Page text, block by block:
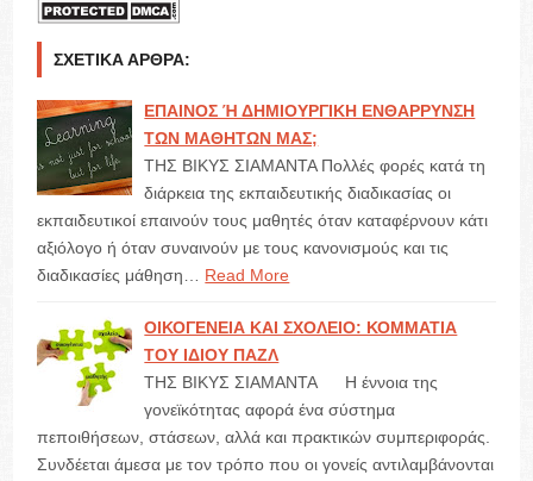
ΣΧΕΤΙΚΆ ΆΡΘΡΑ:
ΕΠΑΙΝΟΣ Ή ΔΗΜΙΟΥΡΓΙΚΗ ΕΝΘΑΡΡΥΝΣΗ
ΤΩΝ ΜΑΘΗΤΩΝ ΜΑΣ;
ΤΗΣ ΒΙΚΥΣ ΣΙΑΜΑΝΤΑ Πολλές φορές κατά τη
διάρκεια της εκπαιδευτικής διαδικασίας οι
εκπαιδευτικοί επαινούν τους μαθητές όταν καταφέρνουν κάτι
αξιόλογο ή όταν συναινούν με τους κανονισμούς και τις
διαδικασίες μάθηση…
Read More
ΟΙΚΟΓΕΝΕΙΑ ΚΑΙ ΣΧΟΛΕΙΟ: ΚΟΜΜΑΤΙΑ
ΤΟΥ ΙΔΙΟΥ ΠΑΖΛ
ΤΗΣ ΒΙΚΥΣ ΣΙΑΜΑΝΤΑ Η έννοια της
γονεϊκότητας αφορά ένα σύστημα
πεποιθήσεων, στάσεων, αλλά και πρακτικών συμπεριφοράς.
Συνδέεται άμεσα με τον τρόπο που οι γονείς αντιλαμβάνονται